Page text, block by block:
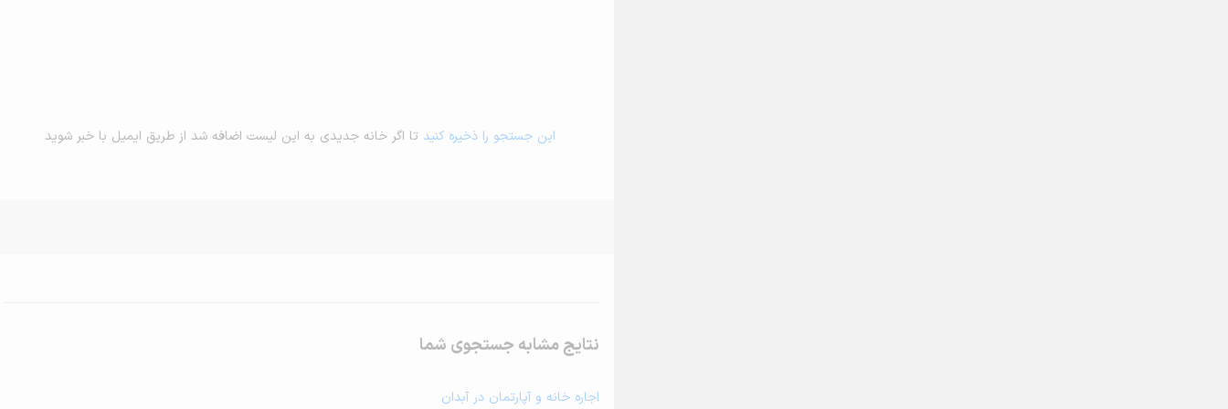
این جستجو را ذخیره کنید تا اگر خانه جدیدی به این لیست اضافه شد از طریق ایمیل با خبر شوید
نتایج مشابه جستجوی شما
اجاره خانه و آپارتمان در آبدان